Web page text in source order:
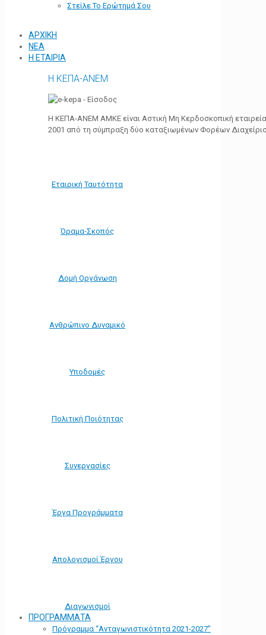
Στείλε Το Ερώτημά Σου
ΑΡΧΙΚΗ
ΝΕΑ
Η ΕΤΑΙΡΙΑ
Η ΚΕΠΑ-ΑΝΕΜ
Η ΚΕΠΑ-ΑΝΕΜ ΑΜΚΕ είναι Αστική Μη Κερδοσκοπική
2001 από τη σύμπραξη δύο καταξιωμένων Φορέων
Εταιρική Ταυτότητα
Όραμα-Σκοπός
Δομή Οργάνωση
Ανθρώπινο Δυναμικό
Υποδομές
Πολιτική Ποιότητας
Συνεργασίες
Έργα Προγράμματα
Απολογισμοί Έργου
Διαγωνισμοί
ΠΡΟΓΡΑΜΜΑΤΑ
Πρόγραμμα “Ανταγωνιστικότητα 2021-2027”